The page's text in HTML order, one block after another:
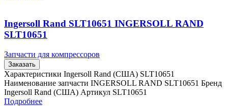
Ingersoll Rand SLT10651 INGERSOLL RAND
SLT10651
Запчасти для компрессоров
Заказать
Характеристики Ingersoll Rand (США) SLT10651
Наименование запчасти INGERSOLL RAND SLT10651 Бренд
Ingersoll Rand (США) Артикул SLT10651
Подробнее